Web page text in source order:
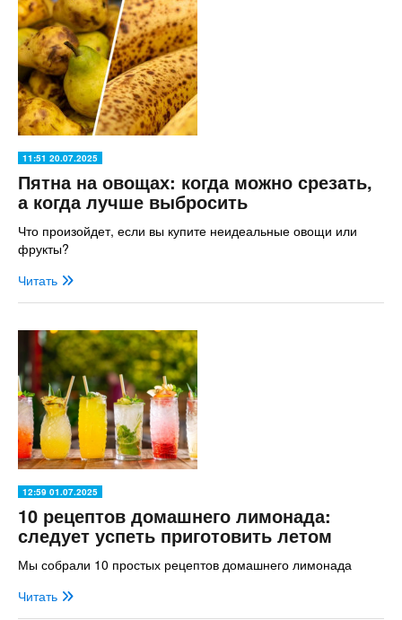
11:51 20.07.2025
Пятна на овощах: когда можно срезать,
а когда лучше выбросить
Что произойдет, если вы купите неидеальные овощи или
фрукты?
Читать
12:59 01.07.2025
10 рецептов домашнего лимонада:
следует успеть приготовить летом
Мы собрали 10 простых рецептов домашнего лимонада
Читать